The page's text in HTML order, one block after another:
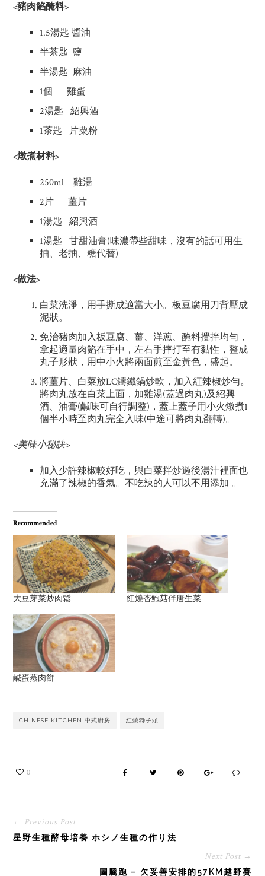
<豬肉餡醃料>
1.5湯匙 醬油
半茶匙 鹽
半湯匙 麻油
1個 雞蛋
2湯匙 紹興酒
1茶匙 片粟粉
<燉煮材料>
250ml 雞湯
2片 薑片
1湯匙 紹興酒
1湯匙 甘甜油膏(味濃帶些甜味，沒有的話可用生
抽、老抽、糖代替)
<做法>
白菜洗淨，用手撕成適當大小。板豆腐用刀背壓成
泥狀。
免治豬肉加入板豆腐、薑、洋蔥、醃料攪拌均勻，
拿起適量肉餡在手中，左右手摔打至有黏性，整成
丸子形狀，用中小火將兩面煎至金黃色，盛起。
將薑片、白菜放LC鑄鐵鍋炒軟，加入紅辣椒炒勻。
將肉丸放在白菜上面，加雞湯(蓋過肉丸)及紹興
酒、油膏(鹹味可自行調整)，蓋上蓋子用小火燉煮1
個半小時至肉丸完全入味(中途可將肉丸翻轉)。
<美味小秘訣>
加入少許辣椒較好吃，與白菜拌炒過後湯汁裡面也
充滿了辣椒的香氣。不吃辣的人可以不用添加 。
Recommended
大豆芽菜炒肉鬆 紅燒杏鮑菇伴唐生菜
鹹蛋蒸肉餅
CHINESE KITCHEN 中式廚房 紅燒獅子頭
0
← Previous Post
星野生種酵母培養 ホシノ生種の作り法
Next Post →
圖騰跑 – 欠妥善安排的57KM越野賽